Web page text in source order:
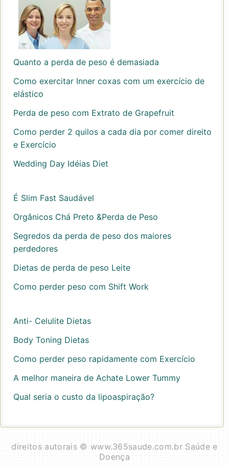
Quanto a perda de peso é demasiada
Como exercitar Inner coxas com um exercício de
elástico
Perda de peso com Extrato de Grapefruit
Como perder 2 quilos a cada dia por comer direito
e Exercício
Wedding Day Idéias Diet
É Slim Fast Saudável
Orgânicos Chá Preto &Perda de Peso
Segredos da perda de peso dos maiores
perdedores
Dietas de perda de peso Leite
Como perder peso com Shift Work
Anti- Celulite Dietas
Body Toning Dietas
Como perder peso rapidamente com Exercício
A melhor maneira de Achate Lower Tummy
Qual seria o custo da lipoaspiração?
direitos autorais © www.365saude.com.br Saúde e
Doença